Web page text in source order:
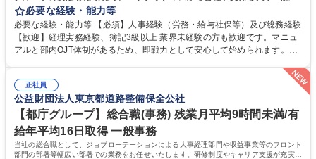
をお任せします。 労務と総務の業務をバランスよく担当し、ゆくゆくは制
度改定などのコア業務にも挑戦できる、やりがいある環境です。 ■勤怠管
理、給与計算、社会保険手続き、年末調整等の労務管理全般 ■入退社手続
き、社内規定の改定や人事制度改定などのコア業務 ■社内イベントの企画
は部内のOJTを中心に、あなたの経験に合わせて不足している部分はいつ
でも質問・相談できる環境が整っているため、安心して成長できます。 募
集職種 【森ビルG】人事・総務◆賞与5ヶ月◆年休120日◆残業少なめ◆
リモート可
必要な経験・能力等
必要な経験・能力等 【必須】人事経験（労務・給与社保等）及び総務経験
【歓迎】経理実務経験、簿記3級以上 業界未経験の方も歓迎です。マニュ
アルと部内OJT体制があるため、即戦力として安心して始められます。
ます。定型業務に留まらず、社内規定や人事制度の改定など会社のコア業
務に挑戦できるため、自身の成長と組織への貢献度をダイレクトに実感で
きます。 残業少なめ、週1日リモート可など、ワークライフバランスを保
ち長期活躍できる環境です。 「これまでの幅広い経験を活かし、長期的な
キャリアを築きたい」という前向きな意欲と挑戦を全力で応援します。 学
歴・資格 学歴：大学院 大学 高専 短大 専修学校 高校 語学力： 資格：日商
簿記検定1級 日商簿記検定2級 日商簿記検定3級
正社員
公益財団法人東京都道路整備保全公社
【都庁グループ】総合職(事務) 残業月平均9時間未満/有
給年平均16日取得 一般事務
当社の総合職として、ジョブローテーションによる人事経理部門や収益事業等のフロント
部門の部署等幅広い部署での業務をお任せいたします。研修制度やキャリア支援が充実し